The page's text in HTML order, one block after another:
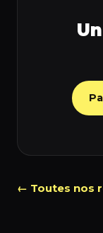
← Toutes nos